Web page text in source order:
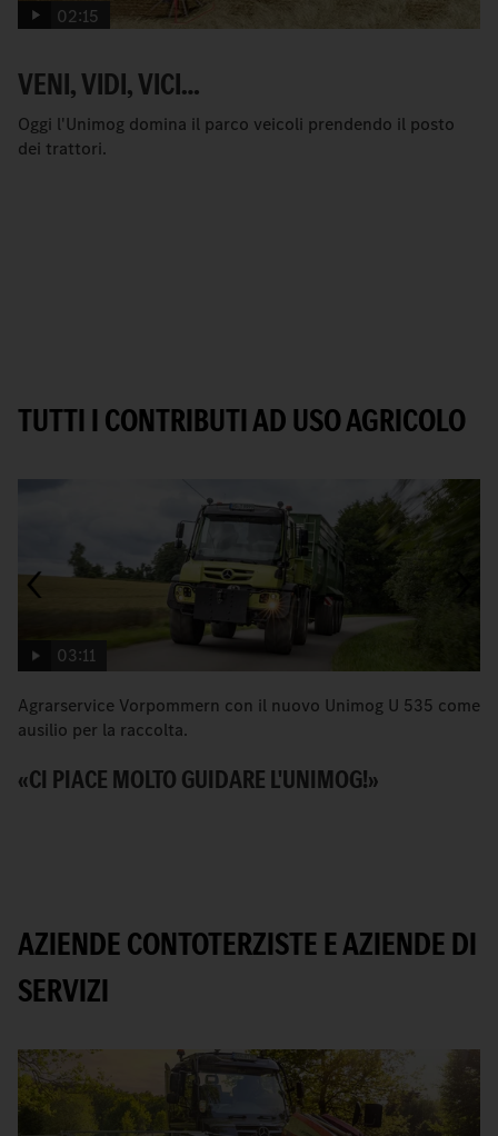
02:15
VENI, VIDI, VICI…
Oggi l'Unimog domina il parco veicoli prendendo il posto
dei trattori.
TUTTI I CONTRIBUTI AD USO AGRICOLO
03:11
Agrarservice Vorpommern con il nuovo Unimog U 535 come
ausilio per la raccolta.
«CI PIACE MOLTO GUIDARE L'UNIMOG!»
AZIENDE CONTOTERZISTE E AZIENDE DI
SERVIZI